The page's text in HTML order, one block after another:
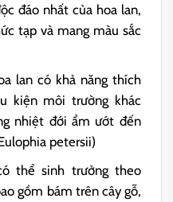
đáo nhất của hoa lan,
tạp và mang màu sắc
lan có khả năng thích
kiện môi trường khác
nhiệt đới ẩm ướt đến
petersii)
thể sinh trưởng theo
gồm bám trên cây gỗ,